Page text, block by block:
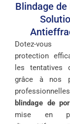
Blindage
Dotez-
protection
les tentatives
grâce à nos
blindage de
mise en